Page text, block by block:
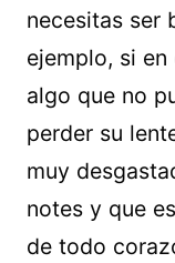
necesitas ser
ejemplo, si
algo que no
perder su
muy
notes y que
de todo